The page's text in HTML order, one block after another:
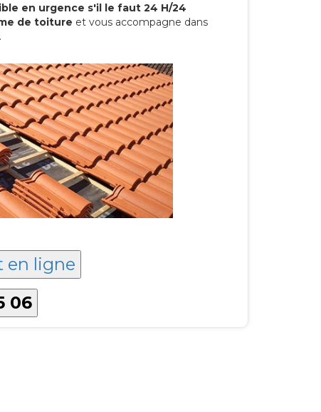
en urgence s'il le faut 24 H/24
de toiture et vous accompagne dans
en ligne
06